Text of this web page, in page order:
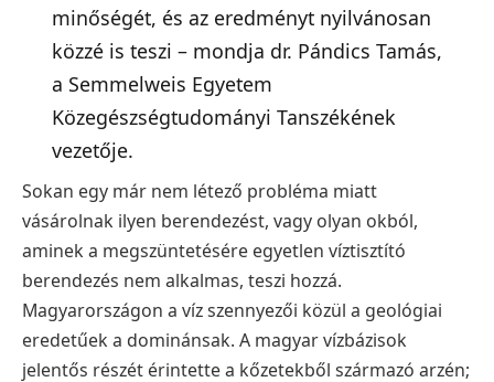
minőségét, és az eredményt nyilvánosan
közzé is teszi – mondja dr. Pándics Tamás,
a Semmelweis Egyetem
Közegészségtudományi Tanszékének
vezetője.
Sokan egy már nem létező probléma miatt
vásárolnak ilyen berendezést, vagy olyan okból,
aminek a megszüntetésére egyetlen víztisztító
berendezés nem alkalmas, teszi hozzá.
Magyarországon a víz szennyezői közül a geológiai
eredetűek a dominánsak. A magyar vízbázisok
jelentős részét érintette a kőzetekből származó arzén;